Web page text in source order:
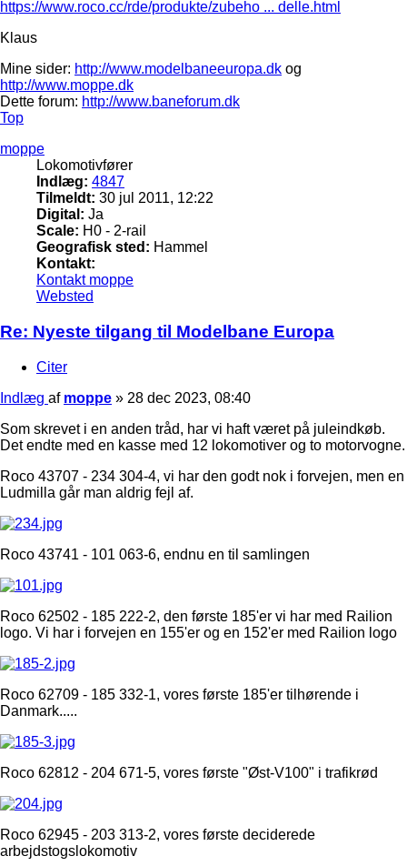
https://www.roco.cc/rde/produkte/zubeho ... delle.html
Klaus
Mine sider: http://www.modelbaneeuropa.dk og
http://www.moppe.dk
Dette forum: http://www.baneforum.dk
Top
moppe
Lokomotivfører
Indlæg: 4847
Tilmeldt: 30 jul 2011, 12:22
Digital: Ja
Scale: H0 - 2-rail
Geografisk sted: Hammel
Kontakt:
Kontakt moppe
Websted
Re: Nyeste tilgang til Modelbane Europa
Citer
Indlæg af moppe » 28 dec 2023, 08:40
Som skrevet i en anden tråd, har vi haft været på juleindkøb.
Det endte med en kasse med 12 lokomotiver og to motorvogne.
Roco 43707 - 234 304-4, vi har den godt nok i forvejen, men en
Ludmilla går man aldrig fejl af.
Roco 43741 - 101 063-6, endnu en til samlingen
Roco 62502 - 185 222-2, den første 185'er vi har med Railion
logo. Vi har i forvejen en 155'er og en 152'er med Railion logo
Roco 62709 - 185 332-1, vores første 185'er tilhørende i
Danmark.....
Roco 62812 - 204 671-5, vores første "Øst-V100" i trafikrød
Roco 62945 - 203 313-2, vores første deciderede
arbejdstogslokomotiv